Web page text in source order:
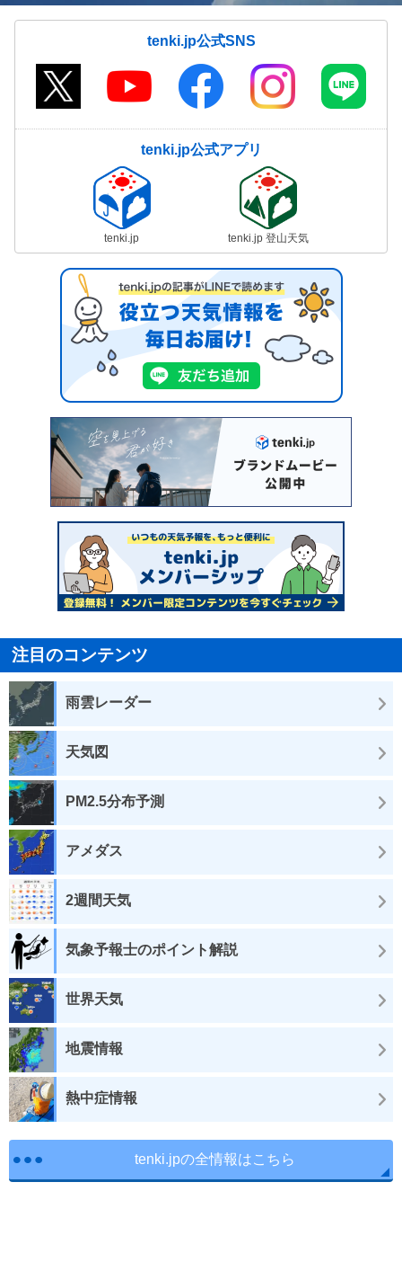
tenki.jp公式SNS
tenki.jp公式アプリ
tenki.jp tenki.jp 登山天気
注目のコンテンツ
雨雲レーダー
天気図
PM2.5分布予測
アメダス
2週間天気
気象予報士のポイント解説
世界天気
地震情報
熱中症情報
tenki.jpの全情報はこちら